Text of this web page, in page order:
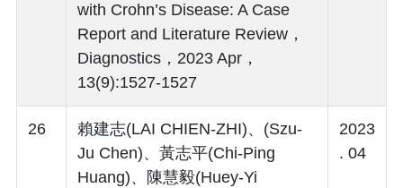
with Crohn’s Disease: A Case
Report and Literature Review，
Diagnostics，2023 Apr，
13(9):1527-1527
26
賴建志(LAI CHIEN-ZHI)、(Szu-
Ju Chen)、黃志平(Chi-Ping
Huang)、陳慧毅(Huey-Yi
2023
. 04